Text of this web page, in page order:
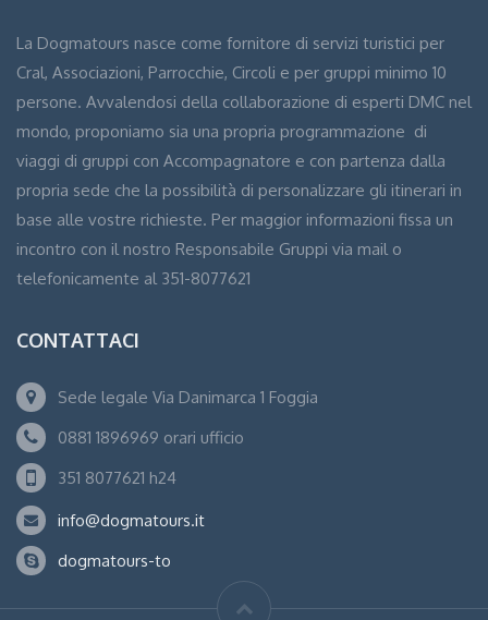
La Dogmatours nasce come fornitore di servizi turistici per
Cral, Associazioni, Parrocchie, Circoli e per gruppi minimo 10
persone. Avvalendosi della collaborazione di esperti DMC nel
mondo, proponiamo sia una propria programmazione di
viaggi di gruppi con Accompagnatore e con partenza dalla
propria sede che la possibilità di personalizzare gli itinerari in
base alle vostre richieste. Per maggior informazioni fissa un
incontro con il nostro Responsabile Gruppi via mail o
telefonicamente al 351-8077621
CONTATTACI
Sede legale Via Danimarca 1 Foggia
0881 1896969 orari ufficio
351 8077621 h24
info@dogmatours.it
dogmatours-to